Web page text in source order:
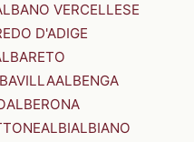
VERCELLESE
D'ADIGE
ALBENGA
ALBERONA
ALBIALBIANO